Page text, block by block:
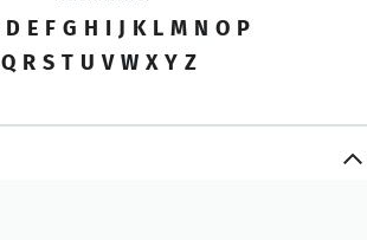
D E F G H I J K L M N O P
Q R S T U V W X Y Z